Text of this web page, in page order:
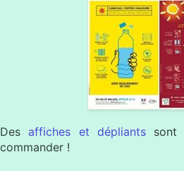
Des affiches et dépliantssont
commander !